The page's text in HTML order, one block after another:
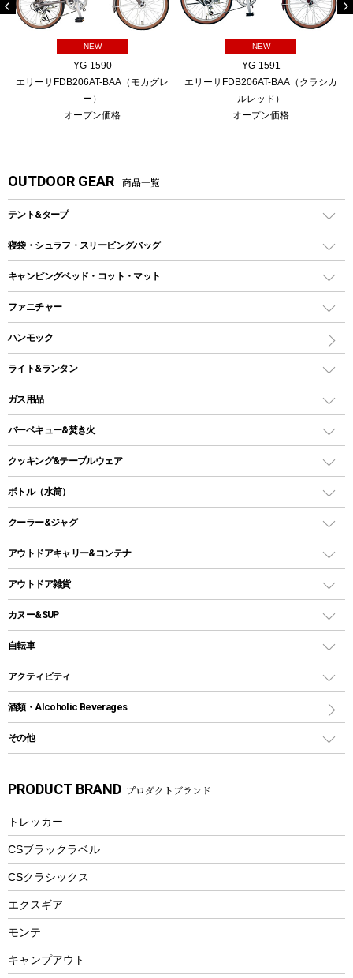
NEW
YG-1590
エリーサFDB206AT-BAA（モカグレ
ー）
オープン価格
NEW
YG-1591
エリーサFDB206AT-BAA（クラシカ
ルレッド）
オープン価格
OUTDOOR GEAR 商品一覧
テント&タープ
テント
ツールームテント
ワンポールテント
シェルターテント
ロッジ型・オリジナルテント
タープ
スクエアタープ（レクタタープ）
メッシュタープ
自立式タープ
パラソル
テントアクセサリー
ペグ
グランドシート
ガイドロープ
ツール
寝袋・シュラフ・スリーピングバッグ
レクタングラー型（封筒型）シュラフ
インナーシュラフ
キャンピングベッド・コット・マット
キャンピングベッド・コット
インフレータブルマット
ファニチャー
アウトドアテーブル
レジャーシート
ハンモック
ライト&ランタン
LEDランタン
ガスランタン
オイルランタン
LEDライト
ヘッドライト
キャンドル
ガス用品
ガスバーナー
ガス缶
ガストーチ、ライター
バーベキュー&焚き火
バーベキューコンロ、グリル
焚き火台タイプ（ロースタイル）グリル
卓上タイプグリル
パーティータイプグリル
鉄板、アミ
焚き火台&ストーブ
火起こし
バーベキューツール
クッキング&テーブルウェア
ダッチオーブン
ホットサンドメーカー
クッカーセット
シェラカップ
クッキングツール
ナイフ
カトラリー
マグカップ、カップ
ステンレスボトル
フードボトル
トレー
ランチョンマット
ランチボックス
ボトル（水筒）
ステンレスボトル
コップ付きタイプ
ワンタッチタイプ
プラスチックボトル
ディズニーボトル
クーラー&ジャグ
クーラーボックス
クーラーバッグ
ウォータージャグ
保冷剤
アウトドアキャリー&コンテナ
アウトドアキャリー
アウトドア雑貨
バックパック&バッグ
リュック、バックパック
トートバッグ、サコッシュ
ショッピングキャリー
その他アウトドア雑貨
スプレー関係
ツール、他
カヌー&SUP
インフレータブル
カヤック
パドル
ヘルメット
エアーポンプ
アクセサリー
自転車
折りたたみ自転車
スポーツサイクル
シティサイクル
自転車ウェア
アクティビティ
マリン
ラッシュガード
パラソル
フローティングベスト
ヘルメット
エアーポンプ
ビーチテント
ウィンター
スノーシュー
酒類・Alcoholic Beverages
その他
湯たんぽ
防災用品
PRODUCT BRAND プロダクトブランド
トレッカー
CSブラックラベル
CSクラシックス
エクスギア
モンテ
キャンプアウト